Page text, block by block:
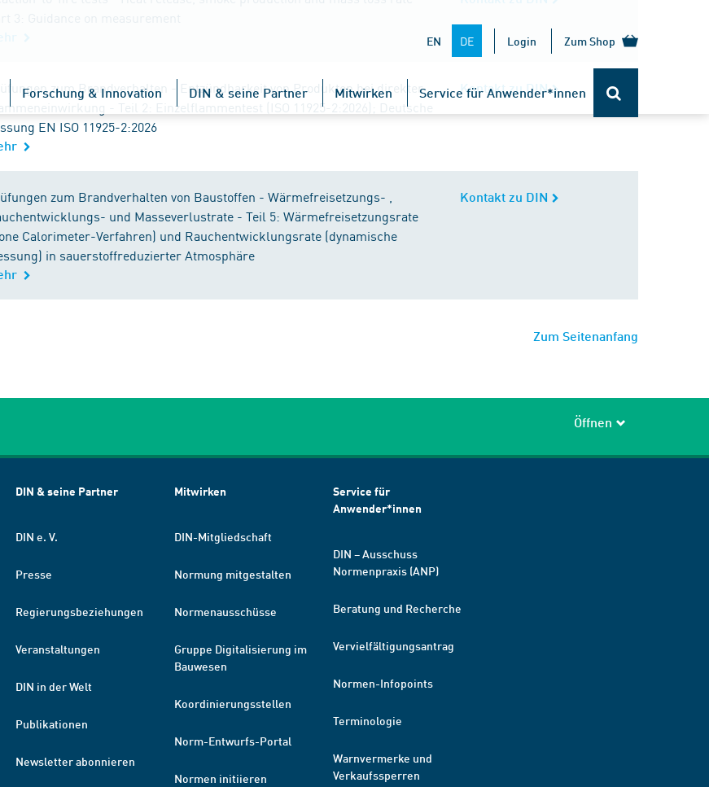
EN DE Login Zum Shop
Forschung & Innovation DIN & seine Partner Mitwirken Service für Anwender*innen
zum Brandverhalten - Entzündbarkeit von Produkten bei direkter
- Teil 2: Einzelflammentest (ISO 11925-2:2026); Deutsche
EN ISO 11925-2:2026
Kontakt zu DIN
zum Brandverhalten von Baustoffen - Wärmefreisetzungs- ,
und Masseverlustrate - Teil 5: Wärmefreisetzungsrate
Calorimeter-Verfahren) und Rauchentwicklungsrate (dynamische
in sauerstoffreduzierter Atmosphäre
Kontakt zu DIN
Zum Seitenanfang
Öffnen
DIN & seine Partner
DIN e. V.
Presse
Regierungsbeziehungen
Veranstaltungen
DIN in der Welt
Publikationen
Newsletter abonnieren
Mitwirken
DIN-Mitgliedschaft
Normung mitgestalten
Normenausschüsse
Gruppe Digitalisierung im
Bauwesen
Koordinierungsstellen
Norm-Entwurfs-Portal
Normen initiieren
Service für
Anwender*innen
DIN – Ausschuss
Normenpraxis (ANP)
Beratung und Recherche
Vervielfältigungsantrag
Normen-Infopoints
Terminologie
Warnvermerke und
Verkaufssperren